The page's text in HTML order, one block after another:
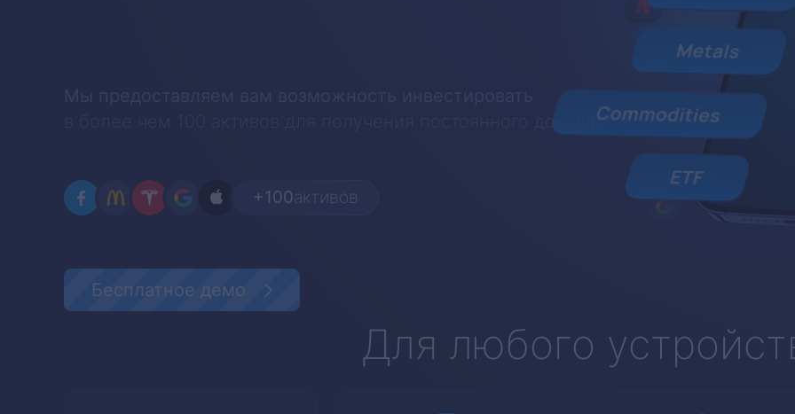
Мы предоставляем вам возможность инвестировать
в более чем 100 активов для получения постоянного дохода
+100активов
Бесплатное демо
Для любого